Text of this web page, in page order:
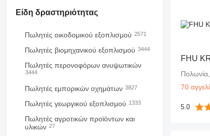
Είδη δραστηριότητας
Πωλητές οικοδομικού εξοπλισμού 2571
Πωλητές βιομηχανικού εξοπλισμού 3444
Πωλητές περονοφόρων ανυψωτικών
3444
Πωλητές εμπορικών οχημάτων 3827
Πωλητές γεωργικού εξοπλισμού 1333
Πωλητές αγροτικών προϊόντων και
υλικών 27
FHU
70
5.0